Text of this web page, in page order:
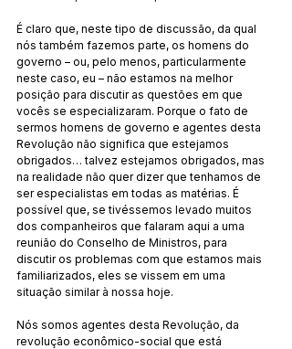
É claro que, neste tipo de discussão, da qual
nós também fazemos parte, os homens do
governo – ou, pelo menos, particularmente
neste caso, eu – não estamos na melhor
posição para discutir as questões em que
vocês se especializaram. Porque o fato de
sermos homens de governo e agentes desta
Revolução não significa que estejamos
obrigados… talvez estejamos obrigados, mas
na realidade não quer dizer que tenhamos de
ser especialistas em todas as matérias. É
possível que, se tivéssemos levado muitos
dos companheiros que falaram aqui a uma
reunião do Conselho de Ministros, para
discutir os problemas com que estamos mais
familiarizados, eles se vissem em uma
situação similar à nossa hoje.
Nós somos agentes desta Revolução, da
revolução econômico-social que está